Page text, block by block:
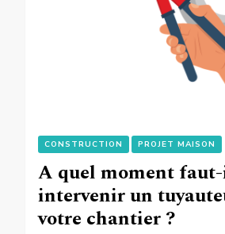
CONSTRUCTION PROJET MAISON
A quel moment
intervenir un
votre chantier ?